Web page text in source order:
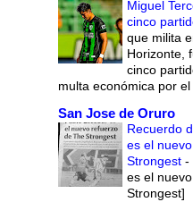
Miguel
cinco
que milita
Horizonte,
cinco
multa económica por
San Jose de Oruro
Recuerdo
es el
Strongest -
es el
Strongest]